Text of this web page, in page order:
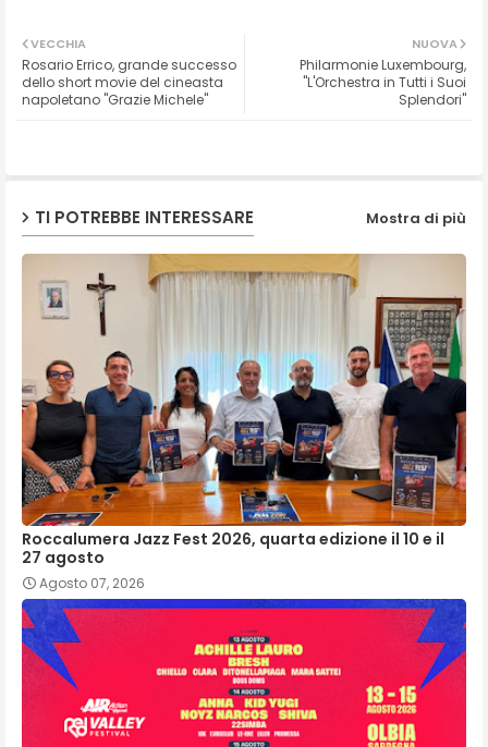
ter ats
NUOVA
Philarmonie Luxembourg,
"L'Orchestra in Tutti i Suoi
Splendori"
VECCHIA
Rosario Errico, grande successo
dello short movie del cineasta
napoletano "Grazie Michele"
TI POTREBBE INTERESSARE Mostra di più
Roccalumera Jazz Fest 2026, quarta edizione il 10 e il
27 agosto
Agosto 07, 2026